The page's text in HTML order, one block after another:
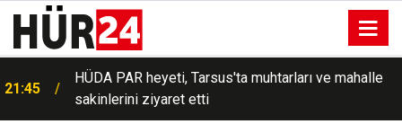
21:45
HÜDA PAR heyeti, Tarsus'ta muhtarları ve mahalle
sakinlerini ziyaret etti